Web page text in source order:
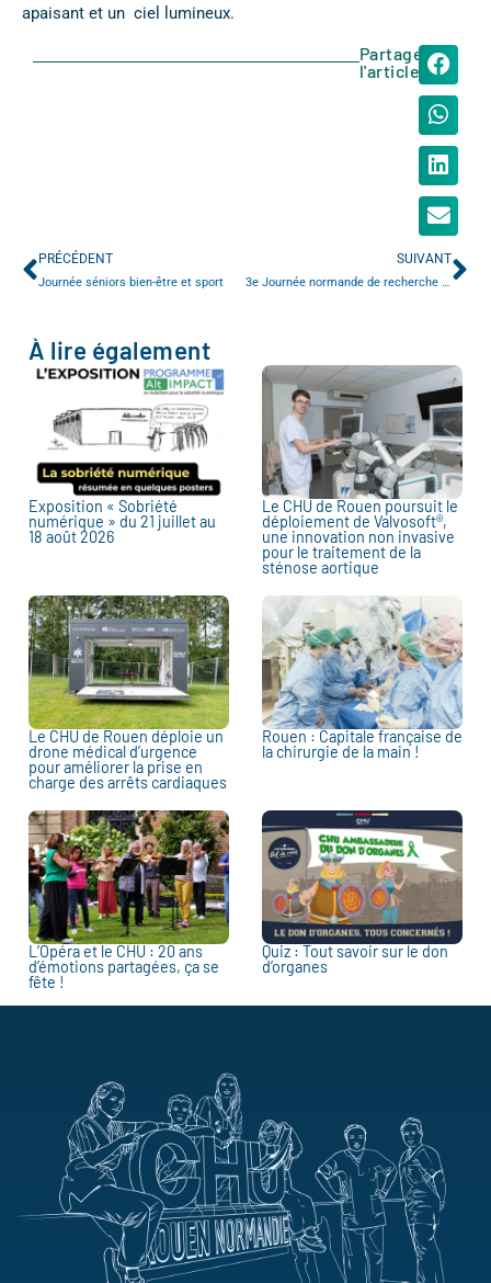
apaisant et un ciel lumineux.
Partager
l'article
PRÉCÉDENT
Journée séniors bien-être et sport
SUIVANT
3e Journée normande de recherche biomédicale (JNRB)
À lire également
Exposition « Sobriété
numérique » du 21 juillet au
18 août 2026
Le CHU de Rouen poursuit le
déploiement de Valvosoft®,
une innovation non invasive
pour le traitement de la
sténose aortique
Le CHU de Rouen déploie un
drone médical d’urgence
pour améliorer la prise en
charge des arrêts cardiaques
Rouen : Capitale française de
la chirurgie de la main !
L’Opéra et le CHU : 20 ans
d’émotions partagées, ça se
fête !
Quiz : Tout savoir sur le don
d’organes